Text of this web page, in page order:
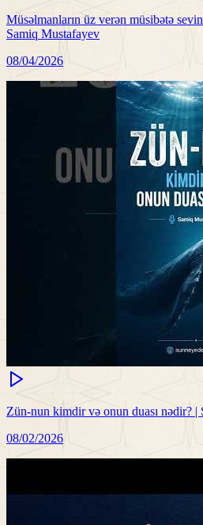
Müsəlmanların üz verən müsibətə
Samiq Mustafayev
08/04/2026
Zün-nun kimdir və onun duası nədir?
08/02/2026